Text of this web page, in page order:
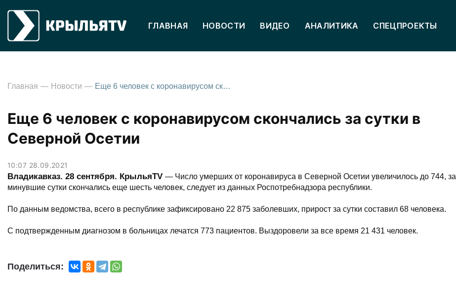
ГЛАВНАЯ НОВОСТИ ВИДЕО АНАЛИТИКА СПЕЦПРОЕКТЫ
Главная Новости Еще 6 человек с коронавирусом скончались за сутки в Северной Осетии
Еще 6 человек с коронавирусом скончались за сутки в
Северной Осетии
10:07 28.09.2021
Владикавказ. 28 сентября. КрыльяTV — Число умерших от коронавируса в Северной Осетии увеличилось до 744, за
минувшие сутки скончались еще шесть человек, следует из данных Роспотребнадзора республики.
По данным ведомства, всего в республике зафиксировано 22 875 заболевших, прирост за сутки составил 68 человека.
С подтвержденным диагнозом в больницах лечатся 773 пациентов. Выздоровели за все время 21 431 человек.
Поделиться: